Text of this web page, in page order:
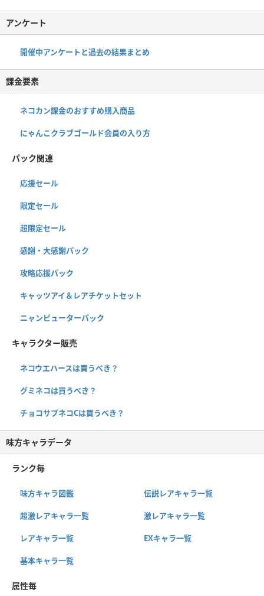
アンケート
開催中アンケートと過去の結果まとめ
課金要素
ネコカン課金のおすすめ購入商品
にゃんこクラブゴールド会員の入り方
パック関連
応援セール
限定セール
超限定セール
感謝・大感謝パック
攻略応援パック
キャッツアイ＆レアチケットセット
ニャンピューターパック
キャラクター販売
ネコウエハースは買うべき？
グミネコは買うべき？
チョコサプネコCは買うべき？
味方キャラデータ
ランク毎
味方キャラ図鑑 伝説レアキャラ一覧
超激レアキャラ一覧 激レアキャラ一覧
レアキャラ一覧 EXキャラ一覧
基本キャラ一覧
属性毎